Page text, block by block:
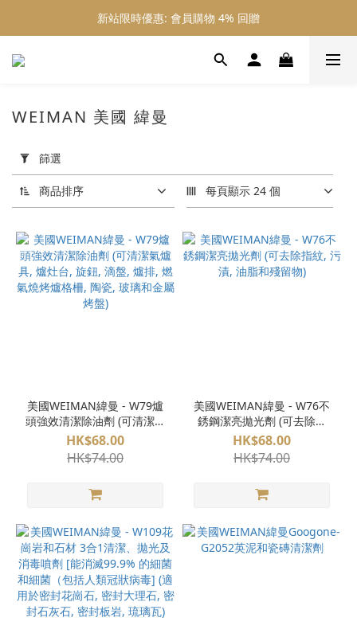
新站限時優惠: 會員購物 4% 回贈
新站限時優惠: 會員購物 4% 回贈
新站限時優惠: 滿 $800 順豐免運費
用
篩
選
(0/20)
價格
(HK$)
WEIMAN 美國 緯曼
篩選
商品排序 每頁顯示 24 個
美國WEIMAN緯曼 - W79爐
頭強效清潔除油劑 (可清潔氣
爐具, 爐灶台, 旋鈕, 滴盤, 爐
排, 燃氣燒烤爐格柵, 陶瓷, 玻
璃和金屬烤盤)
HK$68.00
HK$74.00
美國WEIMAN緯曼 - W76不
銹鋼潔亮拋光劑 (可去除指
紋, 污漬, 油脂和殘留物)
HK$68.00
HK$74.00